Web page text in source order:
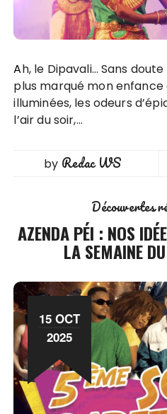
Ah, le Dipavali… Sans doute l’une des fêtes qui a le
plus marqué mon enfance
illuminées, les odeurs
l’air du soir,…
by Redac WS
Découvertes
AZENDA PÉI : NOS
LA SEMAINE
15 OCT
2025